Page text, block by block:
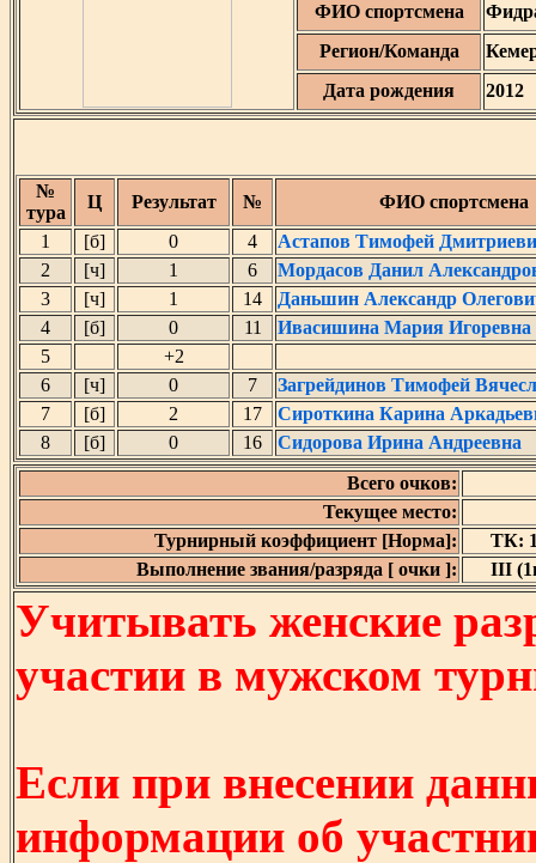
ФИО спортсмена
Регион/Команда
Дата рождения
2012
№
тура
Ц Результат №
ФИО спортсмена
1
[б] 0 4
Астапов Тимофей
2
[ч] 1 6
Мордасов Данил
3
[ч] 1 14
Даньшин Александр
4
[б] 0 11
Ивасишина Мария Игоревна
5
+2
6
[ч] 0 7
Загрейдинов Тимофей
7
[б] 2 17
Сироткина Карина
8
[б] 0 16
Сидорова Ирина Андреевна
Всего очков:
Текущее место:
Турнирный коэффициент [Норма]:
ТК:
Выполнение звания/разряда [ очки ]:
III
Учитывать женские
участии в мужском
Если при внесении
информации об